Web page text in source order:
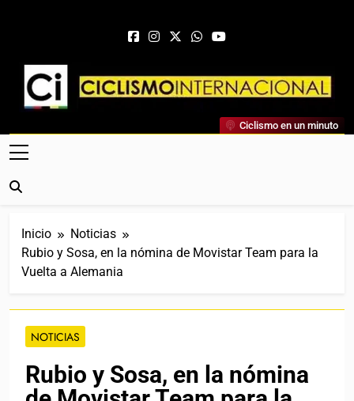
Ciclismo Internacional
Web Dedicada Al Ciclismo Mundial. Entrevistas, Análisis,
Crónicas, Previas Y Más. La Web Ciclista De Referencia.
Ciclismo en un minuto
Inicio
Noticias
Rubio y Sosa, en la nómina de Movistar Team para la
Vuelta a Alemania
NOTICIAS
Rubio y Sosa, en la nómina